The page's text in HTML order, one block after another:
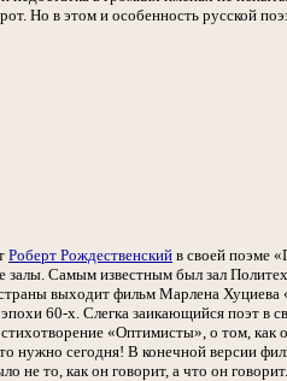
Но в этом и особенность русской
Роберт Рождественский в своей поэме
залы. Самым известным был зал
выходит фильм Марлена Хуциева
60-х. Слегка заикающийся поэт в
«Оптимисты», о том,
нужно сегодня! В конечной версии
не то, как он говорит, а что он говорит.